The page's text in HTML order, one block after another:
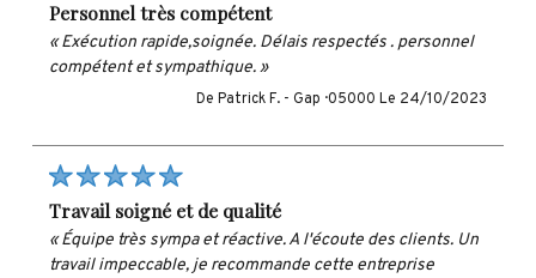
personnel très compétent
« Exécution rapide,soignée. Délais respectés . personnel
compétent et sympathique. »
De Patrick F. - Gap · 05000 Le 24/10/2023
travail soigné et de qualité
« Équipe très sympa et réactive. A l'écoute des clients. Un
travail impeccable, je recommande cette entreprise